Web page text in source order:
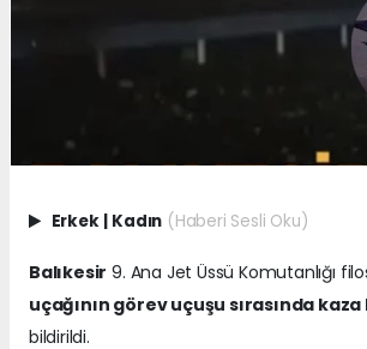
Erkek Kadın (Haberi Sesli Oku)
Balıkesir 9. Ana Jet Üssü Komutanlığı
uçağının görev uçuşu sırasında kaza
bildirildi.